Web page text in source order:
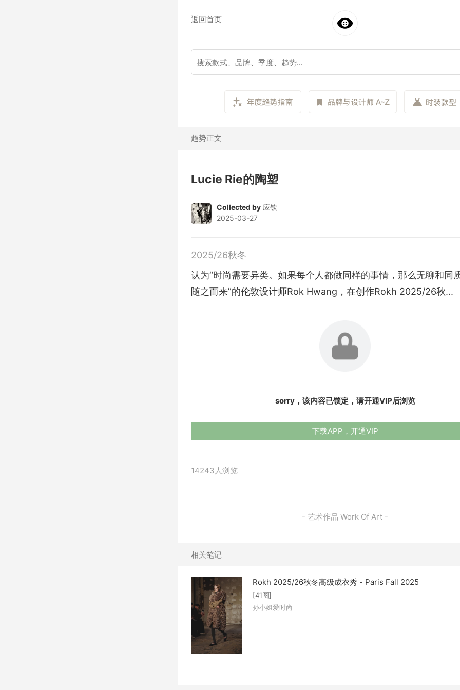
返回首页
趋势正文
Lucie Rie的陶塑
Collected by 应钦
2025-03-27
2025/26秋冬
认为“时尚需要异类。如果每个人都做同样的事情，那么无聊和同
随之而来”的伦敦设计师Rok Hwang，在创作Rokh 2025/26秋...
sorry，该内容已锁定，请开通VIP后浏览
下载APP，开通VIP
14243人浏览
- 艺术作品 Work Of Art -
相关笔记
Rokh 2025/26秋冬高级成衣秀 - Paris Fall 2025
[41图]
孙小姐爱时尚